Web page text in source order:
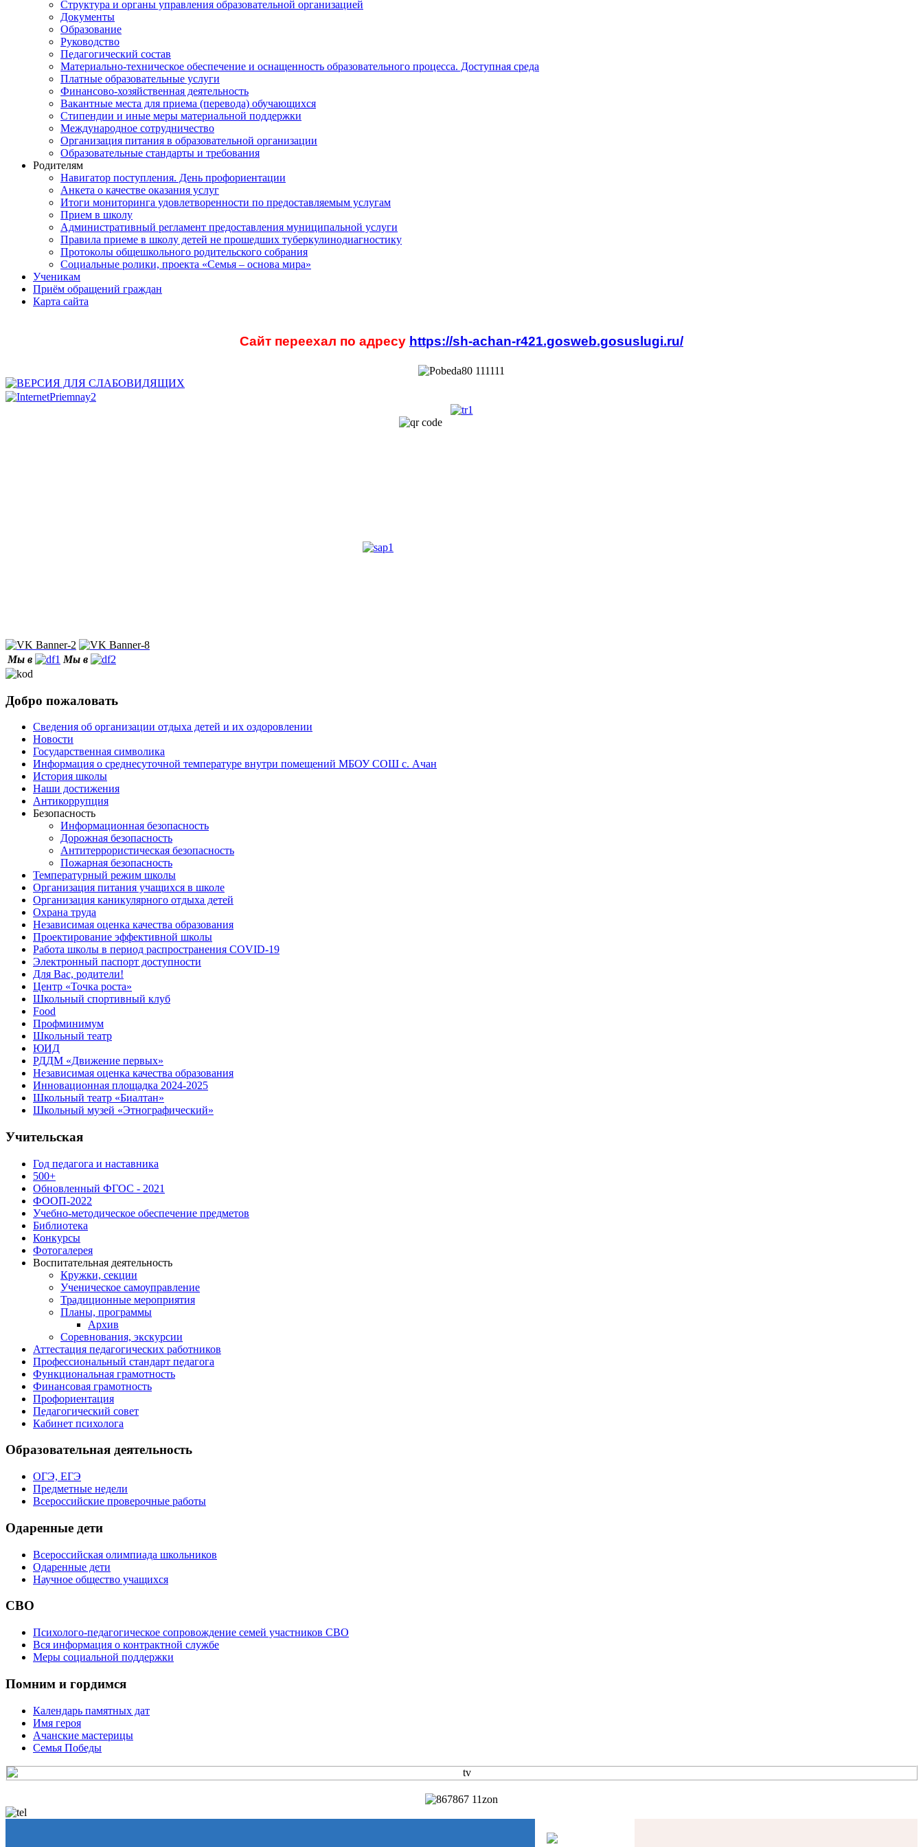
Структура и органы управления образовательной организацией
Документы
Образование
Руководство
Педагогический состав
Материально-техническое обеспечение и оснащенность образовательного процесса. Доступная среда
Платные образовательные услуги
Финансово-хозяйственная деятельность
Вакантные места для приема (перевода) обучающихся
Стипендии и иные меры материальной поддержки
Международное сотрудничество
Организация питания в образовательной организации
Образовательные стандарты и требования
Родителям
Навигатор поступления. День профориентации
Анкета о качестве оказания услуг
Итоги мониторинга удовлетворенности по предоставляемым услугам
Прием в школу
Административный регламент предоставления муниципальной услуги
Правила приеме в школу детей не прошедших туберкулинодиагностику
Протоколы общешкольного родительского собрания
Социальные ролики, проекта «Семья – основа мира»
Ученикам
Приём обращений граждан
Карта сайта
Сайт переехал по адресу https://sh-achan-r421.gosweb.gosuslugi.ru/
Мы в Мы в
Добро пожаловать
Сведения об организации отдыха детей и их оздоровлении
Новости
Государственная символика
Информация о среднесуточной температуре внутри помещений МБОУ СОШ с. Ачан
История школы
Наши достижения
Антикоррупция
Безопасность
Информационная безопасность
Дорожная безопасность
Антитеррористическая безопасность
Пожарная безопасность
Температурный режим школы
Организация питания учащихся в школе
Организация каникулярного отдыха детей
Охрана труда
Независимая оценка качества образования
Проектирование эффективной школы
Работа школы в период распространения COVID-19
Электронный паспорт доступности
Для Вас, родители!
Центр «Точка роста»
Школьный спортивный клуб
Food
Профминимум
Школьный театр
ЮИД
РДДМ «Движение первых»
Независимая оценка качества образования
Инновационная площадка 2024-2025
Школьный театр «Биалтан»
Школьный музей «Этнографический»
Учительская
Год педагога и наставника
500+
Обновленный ФГОС - 2021
ФООП-2022
Учебно-методическое обеспечение предметов
Библиотека
Конкурсы
Фотогалерея
Воспитательная деятельность
Кружки, секции
Ученическое самоуправление
Традиционные мероприятия
Планы, программы
Архив
Соревнования, экскурсии
Аттестация педагогических работников
Профессиональный стандарт педагога
Функциональная грамотность
Финансовая грамотность
Профориентация
Педагогический совет
Кабинет психолога
Образовательная деятельность
ОГЭ, ЕГЭ
Предметные недели
Всероссийские проверочные работы
Одаренные дети
Всероссийская олимпиада школьников
Одаренные дети
Научное общество учащихся
СВО
Психолого-педагогическое сопровождение семей участников СВО
Вся информация о контрактной службе
Меры социальной поддержки
Помним и гордимся
Календарь памятных дат
Имя героя
Ачанские мастерицы
Семья Победы